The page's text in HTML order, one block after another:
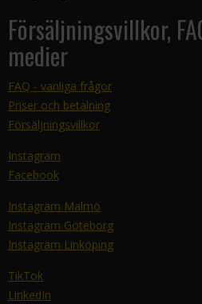
Försäljningsvillkor,
medier
FAQ - vanliga frågor
Priser och betalning
Försäljningsvillkor
Instagram
Facebook
Instagram Malmö
Instagram Göteborg
Instagram Linköping
TikTok
LinkedIn